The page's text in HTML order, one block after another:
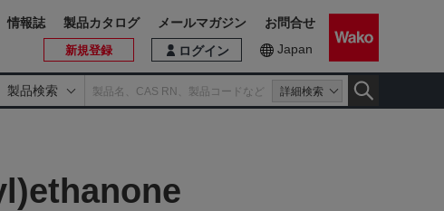
製品検索 詳細検索
ログイン
新規登録 Japan
情報誌 製品カタログ メールマガジン お問合せ